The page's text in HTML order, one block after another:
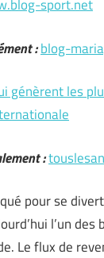
sport.net
:blog-
génèrent les
:
pour se
l’un des
Le flux de